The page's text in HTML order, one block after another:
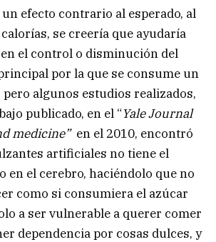
efecto contrario al esperado, al
se creería que ayudaría
el control o disminución del
por la que se consume un
algunos estudios realizados,
publicado, en el “Yale Journal
medicine”en el 2010, encontró
artificiales no tiene el
en el cerebro, haciéndolo que no
como si consumiera el azúcar
a ser vulnerable a querer comer
dependencia por cosas dulces, y